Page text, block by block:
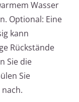
Wasser
Optional: Eine
kann
Rückstände
Sie die
Sie